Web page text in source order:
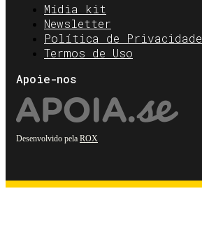
Mídia kit
Newsletter
Política de Privacidade
Termos de Uso
Apoie-nos
Desenvolvido pela ROX